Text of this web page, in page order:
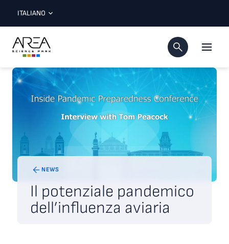
ITALIANO
NEWS
Il potenziale pandemico
dell’influenza aviaria